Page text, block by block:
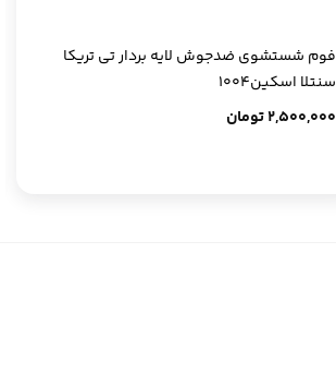
فوم شستشوی ضدجوش لایه بردار تی تریکا
سنتلا اسکین1004
2,500,000تومان